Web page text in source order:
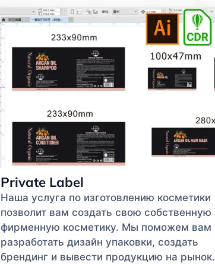
Private Label
Наша услуга по изготовлению косметики
позволит вам создать свою собственную
фирменную косметику. Мы поможем вам
разработать дизайн упаковки, создать
брендинг и вывести продукцию на рынок.